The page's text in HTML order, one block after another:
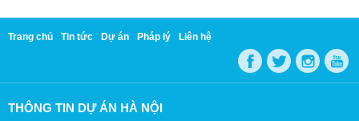
Trang chủ Tin tức Dự án Pháp lý Liên hệ
THÔNG TIN DỰ ÁN HÀ NỘI